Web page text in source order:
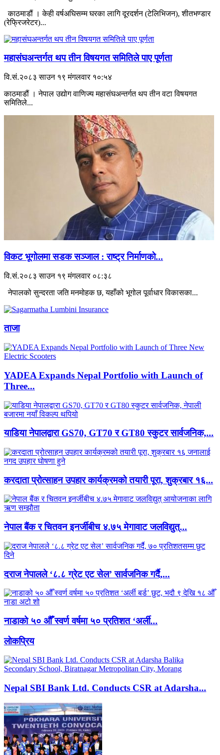
काठमाडौं । केही वर्षअघिसम्म घरका लागि दूरदर्शन (टेलिभिजन), शीतभण्डार
(रेफ्रिजरेटर)...
महासंघअन्तर्गत थप तीन विषयगत समितिले पाए पूर्णता
वि.सं.२०८३ साउन १९ मंगलवार १०:५४
काठमाडौं । नेपाल उद्योग वाणिज्य महासंघअन्तर्गत थप तीन वटा विषयगत
समितिले...
विकट भूगोलमा सडक सञ्जाल : राष्ट्र निर्माणको...
वि.सं.२०८३ साउन १९ मंगलवार ०८:३८
नेपालको सुन्दरता जति मनमोहक छ, यहाँको भूगोल पूर्वाधार विकासका...
ताजा
YADEA Expands Nepal Portfolio with Launch of
Three...
याडिया नेपालद्वारा GS70, GT70 र GT80 स्कुटर सार्वजनिक,...
करदाता प्रोत्साहन उपहार कार्यक्रमको तयारी पूरा, शुक्रबार १६...
नेपाल बैंक र चितवन इनर्जीबीच ४.७५ मेगावाट जलविद्युत्...
दराज नेपालले ‘८.८ ग्रेट एट सेल’ सार्वजनिक गर्दै,...
नाडाको ५० औँ स्वर्ण वर्षमा ५० प्रतिशत ‘अर्ली...
लाेकप्रिय
Nepal SBI Bank Ltd. Conducts CSR at Adarsha...